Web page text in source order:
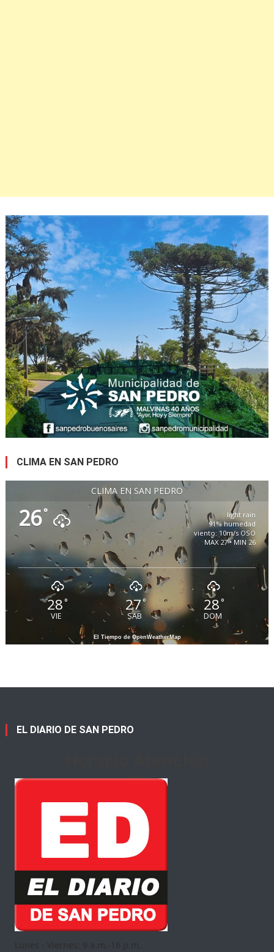
CLIMA EN SAN PEDRO
CLIMA EN SAN PEDRO
26°
light rain
91% humedad
viento: 10m/s OSO
MAX 27 • MIN 26
28°
VIE
27 °
SAB
28°
DOM
El Tiempo de OpenWeatherMap
EL DIARIO DE SAN PEDRO
Lunes - Viernes: 9 a.m.-16 p.m.